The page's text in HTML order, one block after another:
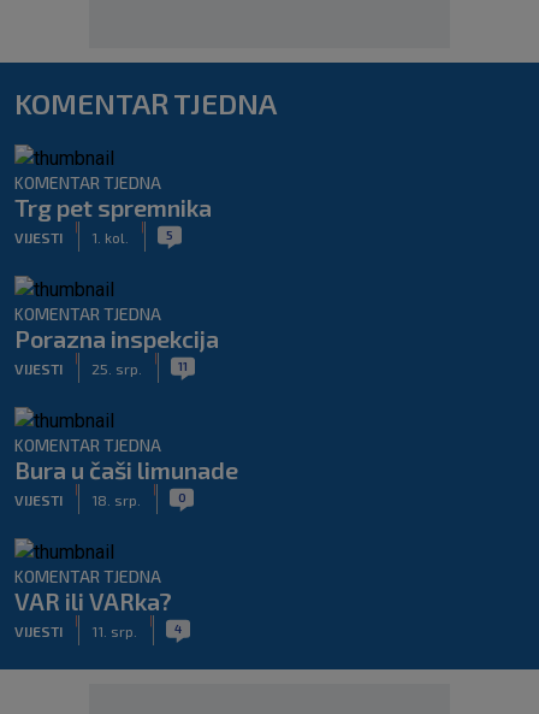
KOMENTAR TJEDNA
KOMENTAR TJEDNA
Trg pet spremnika
VIJESTI 1. kol. 5
KOMENTAR TJEDNA
Porazna inspekcija
VIJESTI 25. srp. 11
KOMENTAR TJEDNA
Bura u čaši limunade
VIJESTI 18. srp. 0
KOMENTAR TJEDNA
VAR ili VARka?
VIJESTI 11. srp. 4